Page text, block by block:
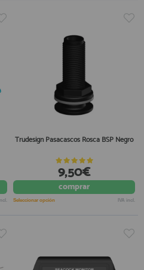
Trudesign Pasacascos Rosca BSP Negro
9,50€
comprar
Seleccionar opción IVA incl.